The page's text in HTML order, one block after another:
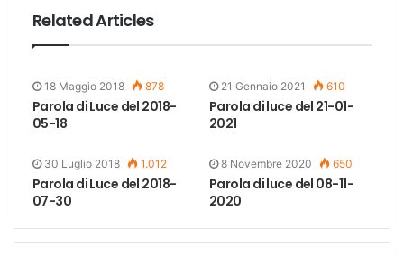
Related Articles
18 Maggio 2018 878
Parola di Luce del 2018-
05-18
21 Gennaio 2021 610
Parola di luce del 21-01-
2021
30 Luglio 2018 1.012
Parola di Luce del 2018-
07-30
8 Novembre 2020 650
Parola di luce del 08-11-
2020